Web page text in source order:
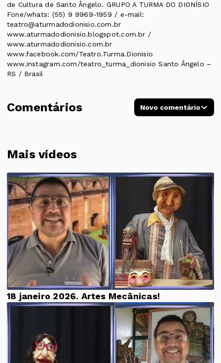
Mais vídeos
18 janeiro 2026. Artes Mecânicas!
de Cultura de Santo Ângelo. GRUPO A TURMA DO DIONÍSIO
Fone/whats: (55) 9 9969-1959 / e-mail:
teatro@aturmadodionisio.com.br
www.aturmadodionisio.blogspot.com.br /
www.aturmadodionisio.com.br
www.facebook.com/Teatro.Turma.Dionisio
www.instagram.com/teatro_turma_dionisio Santo Ângelo –
RS / Brasil
Comentários Novo comentário